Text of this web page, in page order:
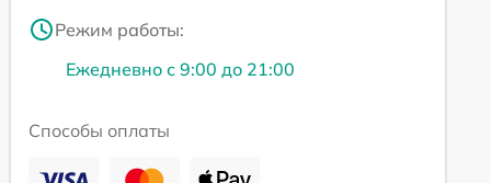
Режим работы:
Ежедневно с 9:00 до 21:00
Способы оплаты